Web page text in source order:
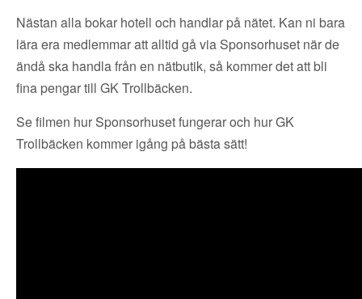
Nästan alla bokar hotell och handlar på nätet. Kan ni bara
lära era medlemmar att alltid gå via Sponsorhuset när de
ändå ska handla från en nätbutik, så kommer det att bli
fina pengar till GK Trollbäcken.
Se filmen hur Sponsorhuset fungerar och hur GK
Trollbäcken kommer igång på bästa sätt!